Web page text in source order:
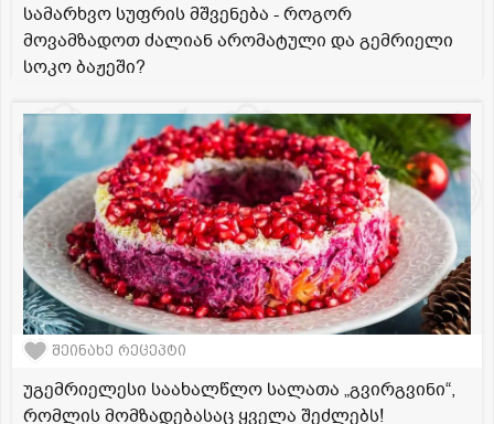
სამარხვო სუფრის მშვენება - როგორ
მოვამზადოთ ძალიან არომატული და გემრიელი
სოკო ბაჟეში?
შეინახე რეცეპტი
უგემრიელესი საახალწლო სალათა „გვირგვინი“,
რომლის მომზადებასაც ყველა შეძლებს!